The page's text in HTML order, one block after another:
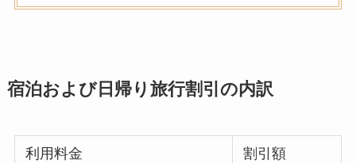
宿泊および日帰り旅行割引の内訳
利用料金
割引額